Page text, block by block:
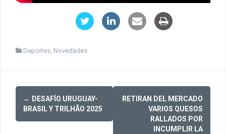
Deportes, Novedades
Post
navigation
← DESAFÍO URUGUAY-
BRASIL Y TRILHÃO 2025
RETIRAN DEL MERCADO
VARIOS QUESOS
RALLADOS POR
INCUMPLIR LA